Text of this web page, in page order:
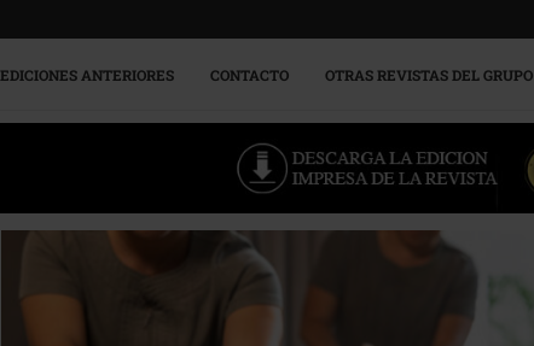
EDICIONES ANTERIORES CONTACTO OTRAS REVISTAS DEL GRUPO